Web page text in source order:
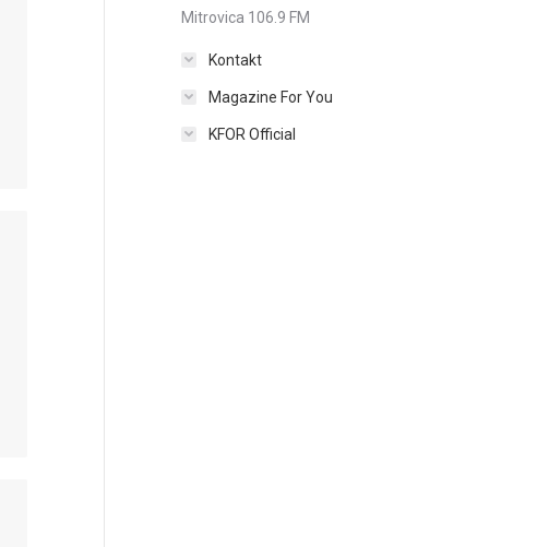
Mitrovica 106.9 FM
Kontakt
Magazine For You
KFOR Official